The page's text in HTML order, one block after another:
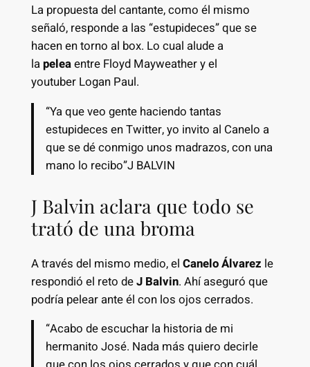
La propuesta del cantante, como él mismo
señaló, responde a las “estupideces” que se
hacen en torno al box. Lo cual alude a
lapeleaentre Floyd Mayweather y el
youtuber Logan Paul.
“Ya que veo gente haciendo tantas
estupideces en Twitter, yo invito al Canelo a
que se dé conmigo unos madrazos, con una
mano lo recibo”J BALVIN
J Balvin aclara que todo se
trató de una broma
A través del mismo medio, el Canelo Álvarez le
respondió el reto deJ Balvin. Ahí aseguró que
podría pelear ante él con los ojos cerrados.
“Acabo de escuchar la historia de mi
hermanito José. Nada más quiero decirle